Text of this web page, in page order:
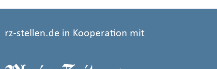
rz-stellen.de in Kooperation mit